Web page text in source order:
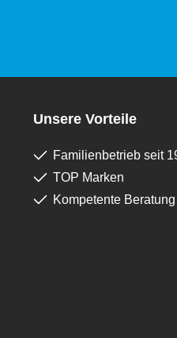
Unsere Vorteile
Familienbetrieb seit
TOP Marken
Kompetente